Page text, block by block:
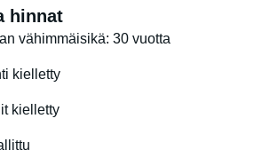
hinnat
vähimmäisikä: 30 vuotta
kielletty
kielletty